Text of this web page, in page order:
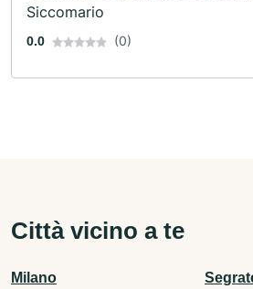
Siccomario
0.0 (0)
Città vicino a te
Milano